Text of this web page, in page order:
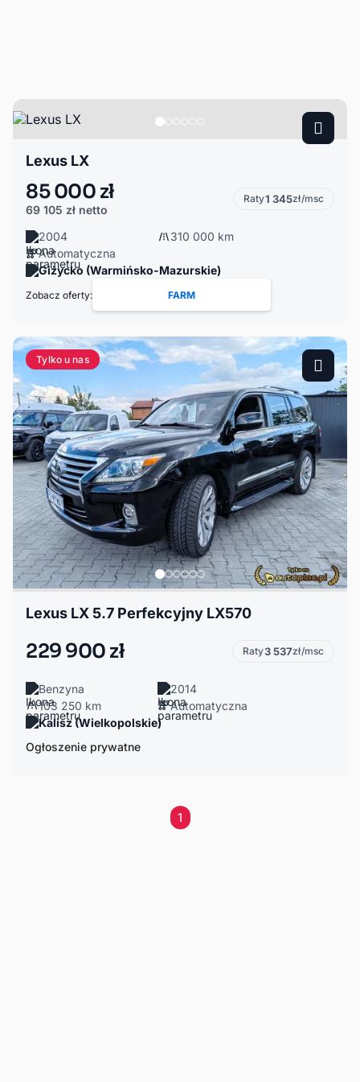
Lexus LX
85 000 zł
69 105 zł netto
Raty1 345zł/msc
2004
310 000 km
Automatyczna
Giżycko (Warmińsko-Mazurskie)
Zobacz oferty: FARM
Tylko u nas
Lexus LX 5.7 Perfekcyjny LX570
229 900 zł Raty3 537zł/msc
Benzyna
2014
103 250 km
Automatyczna
Kalisz (Wielkopolskie)
Ogłoszenie prywatne
1